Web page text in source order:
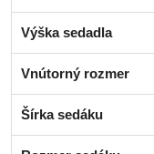
Výška sedadla
Vnútorný rozmer
Šírka sedáku